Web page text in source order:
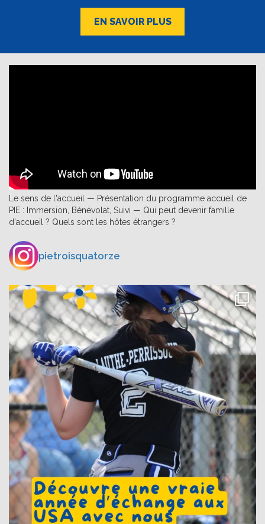
EN SAVOIR PLUS
Le sens de l'accueil — Présentation du programme accueil de
PIE : Immersion, Bénévolat, Suivi — Qui peut devenir famille
d'accueil ? Quels sont les hôtes étrangers ?
pietroisquatorze